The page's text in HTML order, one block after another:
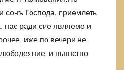
сонъ Господа, приемлеть
нас ради сие являемо и
иже по вечери не
и пьянство